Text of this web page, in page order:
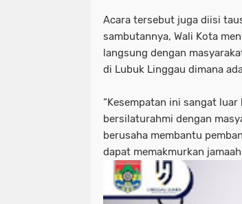
Acara tersebut juga diisi
sambutannya, Wali Kota
langsung dengan
di Lubuk Linggau dimana
“Kesempatan ini sangat
bersilaturahmi dengan
berusaha membantu
dapat memakmurkan